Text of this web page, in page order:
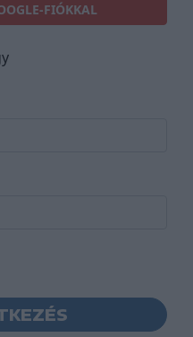
FIÓKKAL